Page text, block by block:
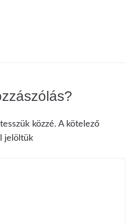
közzé. A kötelező
jelöltük